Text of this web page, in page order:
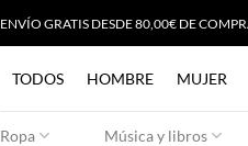
ENVÍO GRATIS DESDE 80,00€ DE
TODOS HOMBRE MUJER
Ropa Música y libros